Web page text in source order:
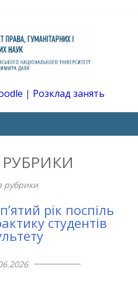
І
| Розклад занять
РУБРИКИ
рубрики
рік поспіль
студентів